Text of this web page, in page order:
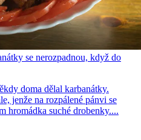
se nerozpadnou, když do
doma dělal karbanátky.
jenže na rozpálené pánvi se
hromádka suché drobenky....